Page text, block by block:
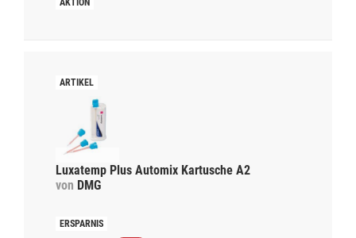
Luxatemp Plus Automix Kartusche A2
von DMG